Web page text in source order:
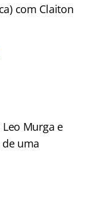
com Claiton
Murga e
uma